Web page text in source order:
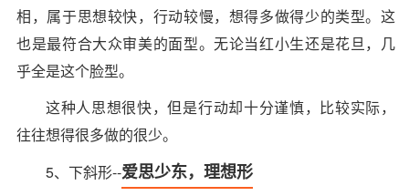
相，属于思想较快，行动较慢，想得多做得少的类型。这
也是最符合大众审美的面型。无论当红小生还是花旦，几
乎全是这个脸型。
这种人思想很快，但是行动却十分谨慎，比较实际，
往往想得很多做的很少。
5、下斜形--爱思少东，理想形